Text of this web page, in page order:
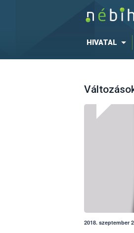
HIVATAL
2018. szeptember